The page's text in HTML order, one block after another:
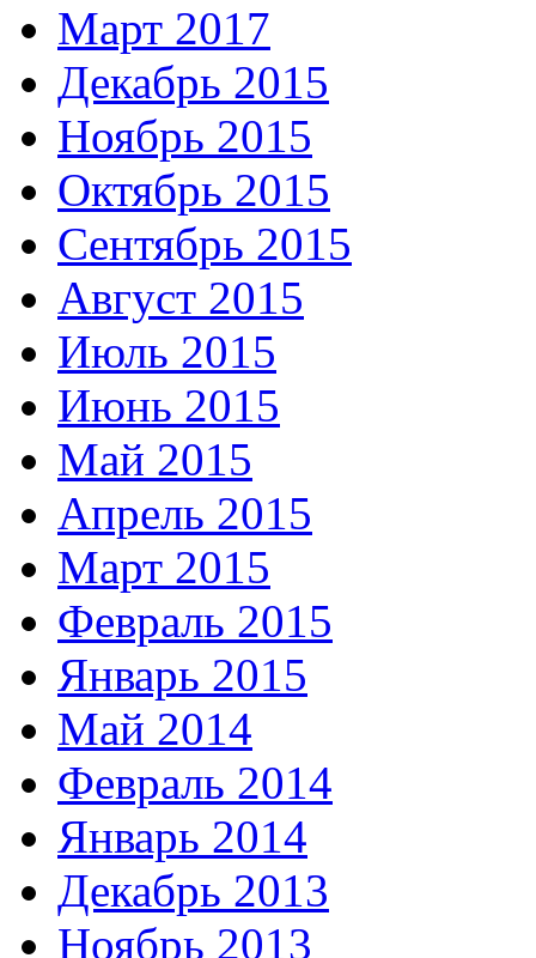
Март 2017
Декабрь 2015
Ноябрь 2015
Октябрь 2015
Сентябрь 2015
Август 2015
Июль 2015
Июнь 2015
Май 2015
Апрель 2015
Март 2015
Февраль 2015
Январь 2015
Май 2014
Февраль 2014
Январь 2014
Декабрь 2013
Ноябрь 2013